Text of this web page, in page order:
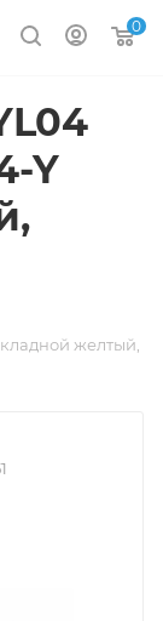
0
Y
желтый,